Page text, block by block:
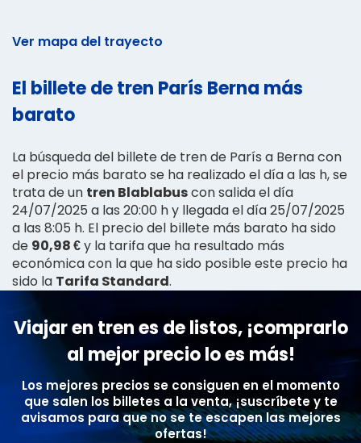
Ver mapa del trayecto
El billete de tren París Berna más
barato
La búsqueda del billete de tren de París a Berna con
el precio más barato se ha realizado el día a las h, se
trata de un tren Blablabuscon salida el día
24/07/2025 a las 20:00 h y llegada el día 25/07/2025
a las 8:05 h. El precio del billete más barato ha sido
de 90,98 €y la tarifa que ha resultado más
económica con la que ha sido posible este precio ha
sido la Tarifa Standard.
Viajar en tren es de listos, ¡comprarlo
al mejor precio lo es más!
Los mejores precios se consiguen en el momento
que salen los billetes a la venta, ¡suscríbete y te
avisamos para que no se te escapen las mejores
ofertas!